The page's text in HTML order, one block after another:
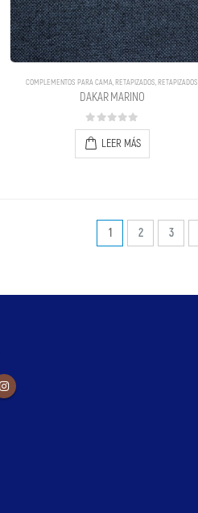
COMPLEMENTOS PARA CAMA,RETAPIZADOS,RETAPIZADOS
DAKAR MARINO
0out of 5
LEER MÁS
1 2 3